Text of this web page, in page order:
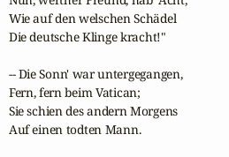
Wie auf den welschen Schädel
Die deutsche Klinge kracht!"
-- Die Sonn' war untergegangen,
Fern, fern beim Vatican;
Sie schien des andern Morgens
Auf einen todten Mann.